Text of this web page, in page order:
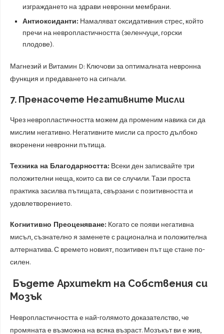
изграждането на здрави невронни мембрани.
Антиоксиданти: Намаляват оксидативния стрес, който
пречи на невропластичността (зеленчуци, горски
плодове).
Магнезий и Витамин D: Ключови за оптималната невронна
функция и предаването на сигнали.
7. Пренасочете Негативните Мисли
Чрез невропластичността можем да променим навика си да
мислим негативно. Негативните мисли са просто дълбоко
вкоренени невронни пътища.
Техника на Благодарността: Всеки ден записвайте три
положителни неща, които са ви се случили. Тази проста
практика засилва пътищата, свързани с позитивността и
удовлетворението.
Когнитивно Преоценяване: Когато се появи негативна
мисъл, съзнателно я заменете с рационална и положителна
алтернатива. С времето новият, позитивен път ще стане по-
силен.
Бъдете Архитект на Собствения си
Мозък
Невропластичността е най-голямото доказателство, че
промяната е възможна на всяка възраст. Мозъкът ви е жив,